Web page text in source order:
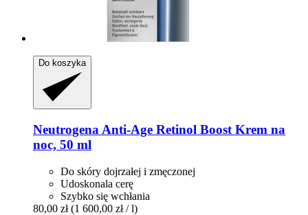
Do koszyka
Neutrogena Anti-​Age Retinol Boost Krem na
noc, 50 ml
Do skóry dojrzałej i zmęczonej
Udoskonala cerę
Szybko się wchłania
80,00 zł (1 600,00 zł / l)